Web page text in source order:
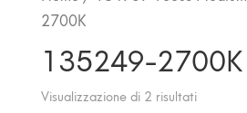
2700K
135249-2700K
Visualizzazione di 2 risultati